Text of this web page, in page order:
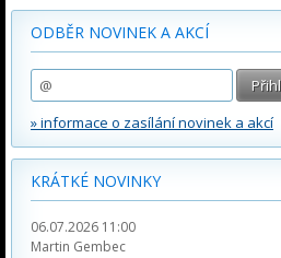
ODBĚR NOVINEK A AKCÍ
» informace o zasílání novinek a akcí
KRÁTKÉ NOVINKY
06.07.2026 11:00
Martin Gembec